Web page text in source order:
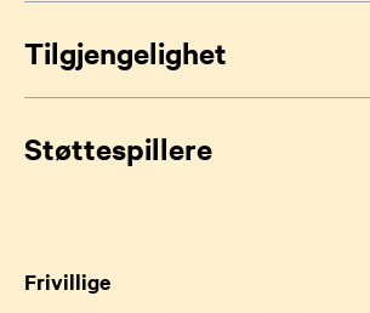
Tilgjengelighet
Støttespillere
Frivillige